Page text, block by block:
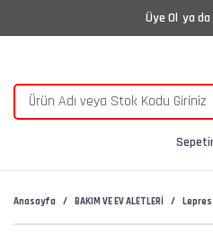
Üye Ol ya da
Anasayfa BAKIM VE EV ALETLERİ